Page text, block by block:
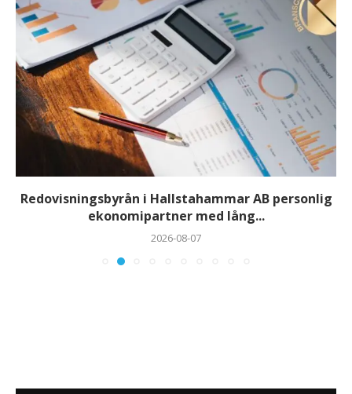
Redovisningsbyrån i Hallstahammar AB personlig
ekonomipartner med lång...
2026-08-07